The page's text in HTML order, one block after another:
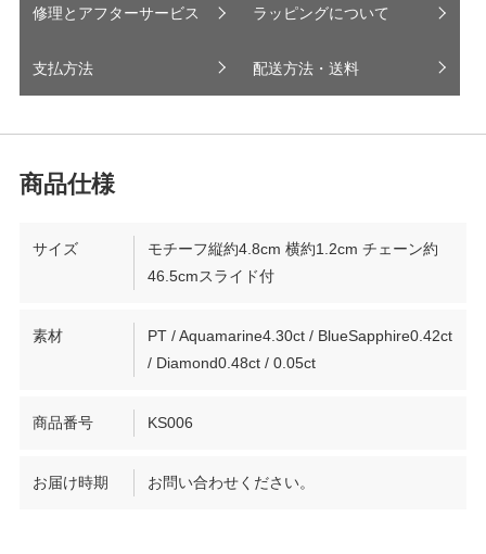
修理とアフターサービス ラッピングについて
支払方法 配送方法・送料
サイズ
モチーフ縦約4.8cm 横約1.2cm チェーン約
46.5cmスライド付
素材
PT / Aquamarine4.30ct / BlueSapphire0.42ct
/ Diamond0.48ct / 0.05ct
商品番号 KS006
お届け時期 お問い合わせください。